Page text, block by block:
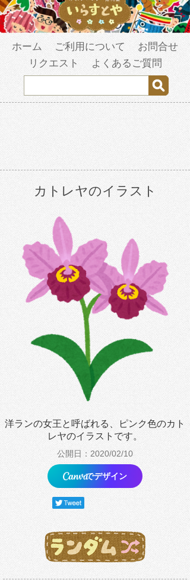
ホーム ご利用について
お問合せ
リクエスト
よくあるご質問
カトレヤのイラスト
洋ランの女王と呼ばれる、ピンク色のカト
レヤのイラストです。
公開日：2020/02/10
でデザイン